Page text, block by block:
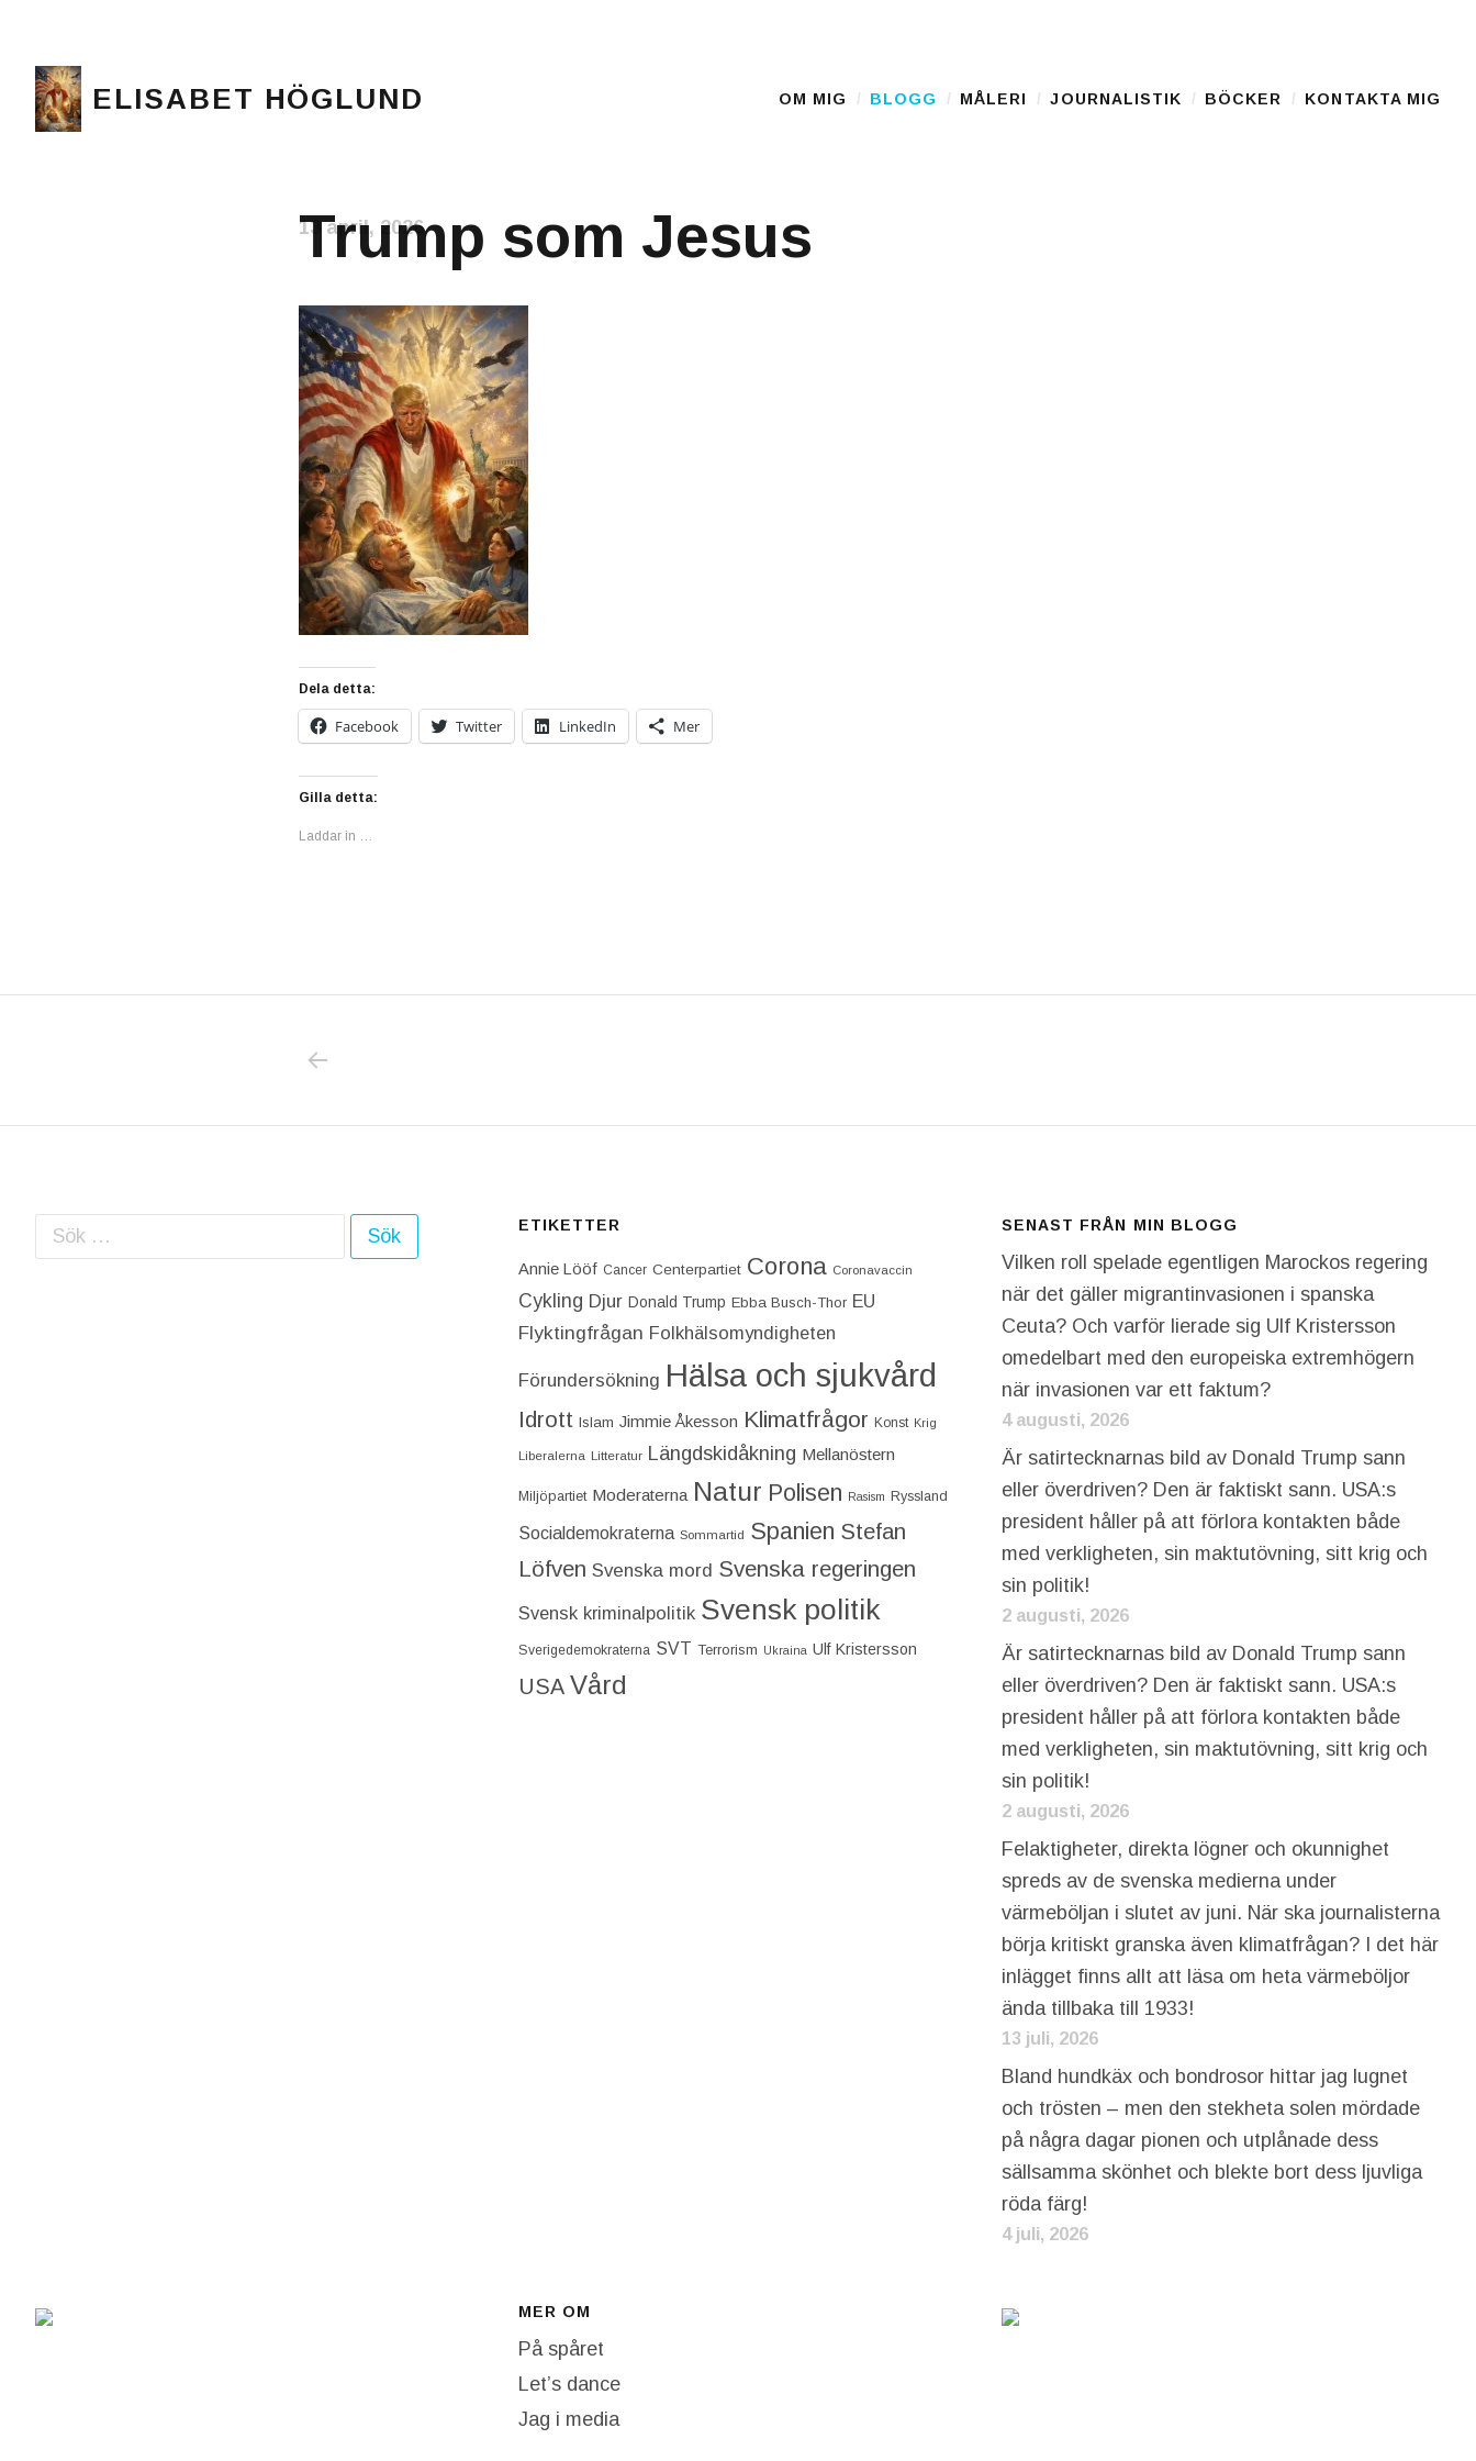
ELISABET HÖGLUND Main Menu
OM MIG BLOGG MÅLERI JOURNALISTIK BÖCKER KONTAKTA MIG
Trump som Jesus
13 april, 2026
Dela detta:
Facebook Twitter LinkedIn Mer
Gilla detta:
Laddar in …
Sök efter: ETIKETTER
Annie Lööf Cancer Centerpartiet‎ Corona Coronavaccin
Cykling Djur Donald Trump Ebba Busch-Thor EU
Flyktingfrågan Folkhälsomyndigheten
Förundersökning Hälsa och sjukvård
Idrott Islam Jimmie Åkesson Klimatfrågor Konst Krig
Liberalerna Litteratur Längdskidåkning Mellanöstern
Miljöpartiet Moderaterna Natur Polisen Rasism Ryssland
Socialdemokraterna Sommartid Spanien Stefan
Löfven Svenska mord Svenska regeringen
Svensk kriminalpolitik Svensk politik
Sverigedemokraterna SVT Terrorism Ukraina Ulf Kristersson
USA Vård
SENAST FRÅN MIN BLOGG
Vilken roll spelade egentligen Marockos regering
när det gäller migrantinvasionen i spanska
Ceuta? Och varför lierade sig Ulf Kristersson
omedelbart med den europeiska extremhögern
när invasionen var ett faktum?
4 augusti, 2026
Är satirtecknarnas bild av Donald Trump sann
eller överdriven? Den är faktiskt sann. USA:s
president håller på att förlora kontakten både
med verkligheten, sin maktutövning, sitt krig och
sin politik!
2 augusti, 2026
Är satirtecknarnas bild av Donald Trump sann
eller överdriven? Den är faktiskt sann. USA:s
president håller på att förlora kontakten både
med verkligheten, sin maktutövning, sitt krig och
sin politik!
2 augusti, 2026
Felaktigheter, direkta lögner och okunnighet
spreds av de svenska medierna under
värmeböljan i slutet av juni. När ska journalisterna
börja kritiskt granska även klimatfrågan? I det här
inlägget finns allt att läsa om heta värmeböljor
ända tillbaka till 1933!
13 juli, 2026
Bland hundkäx och bondrosor hittar jag lugnet
och trösten – men den stekheta solen mördade
på några dagar pionen och utplånade dess
sällsamma skönhet och blekte bort dess ljuvliga
röda färg!
4 juli, 2026
MER OM
På spåret
Let’s dance
Jag i media